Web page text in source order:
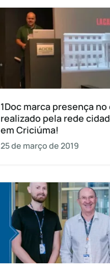
1Doc marca presença
realizado pela rede
em Criciúma!
25 de março de 2019